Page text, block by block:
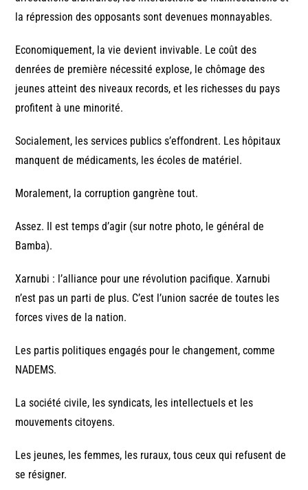
la répression des opposants sont devenues monnayables.
Economiquement, la vie devient invivable. Le coût des
denrées de première nécessité explose, le chômage des
jeunes atteint des niveaux records, et les richesses du pays
profitent à une minorité.
Socialement, les services publics s’effondrent. Les hôpitaux
manquent de médicaments, les écoles de matériel.
Moralement, la corruption gangrène tout.
Assez. Il est temps d’agir (sur notre photo, le général de
Bamba).
Xarnubi : l’alliance pour une révolution pacifique. Xarnubi
n’est pas un parti de plus. C’est l’union sacrée de toutes les
forces vives de la nation.
Les partis politiques engagés pour le changement, comme
NADEMS.
La société civile, les syndicats, les intellectuels et les
mouvements citoyens.
Les jeunes, les femmes, les ruraux, tous ceux qui refusent de
se résigner.